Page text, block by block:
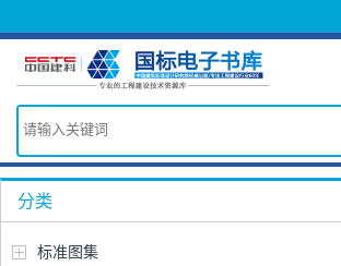
分类
标准图集